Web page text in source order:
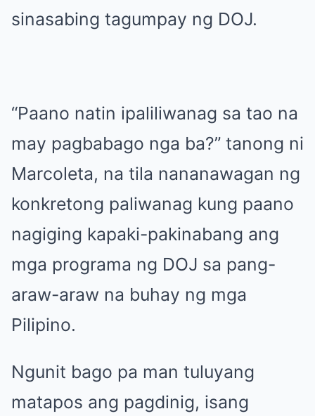
sinasabing tagumpay ng DOJ.
“Paano natin ipaliliwanag sa tao na
may pagbabago nga ba?” tanong ni
Marcoleta, na tila nananawagan ng
konkretong paliwanag kung paano
nagiging kapaki-pakinabang ang
mga programa ng DOJ sa pang-
araw-araw na buhay ng mga
Pilipino.
Ngunit bago pa man tuluyang
matapos ang pagdinig, isang